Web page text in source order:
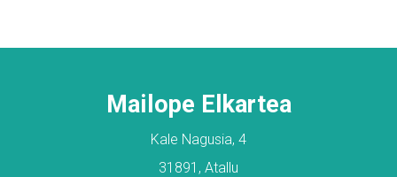
Mailope Elkartea
Kale Nagusia, 4
31891, Atallu